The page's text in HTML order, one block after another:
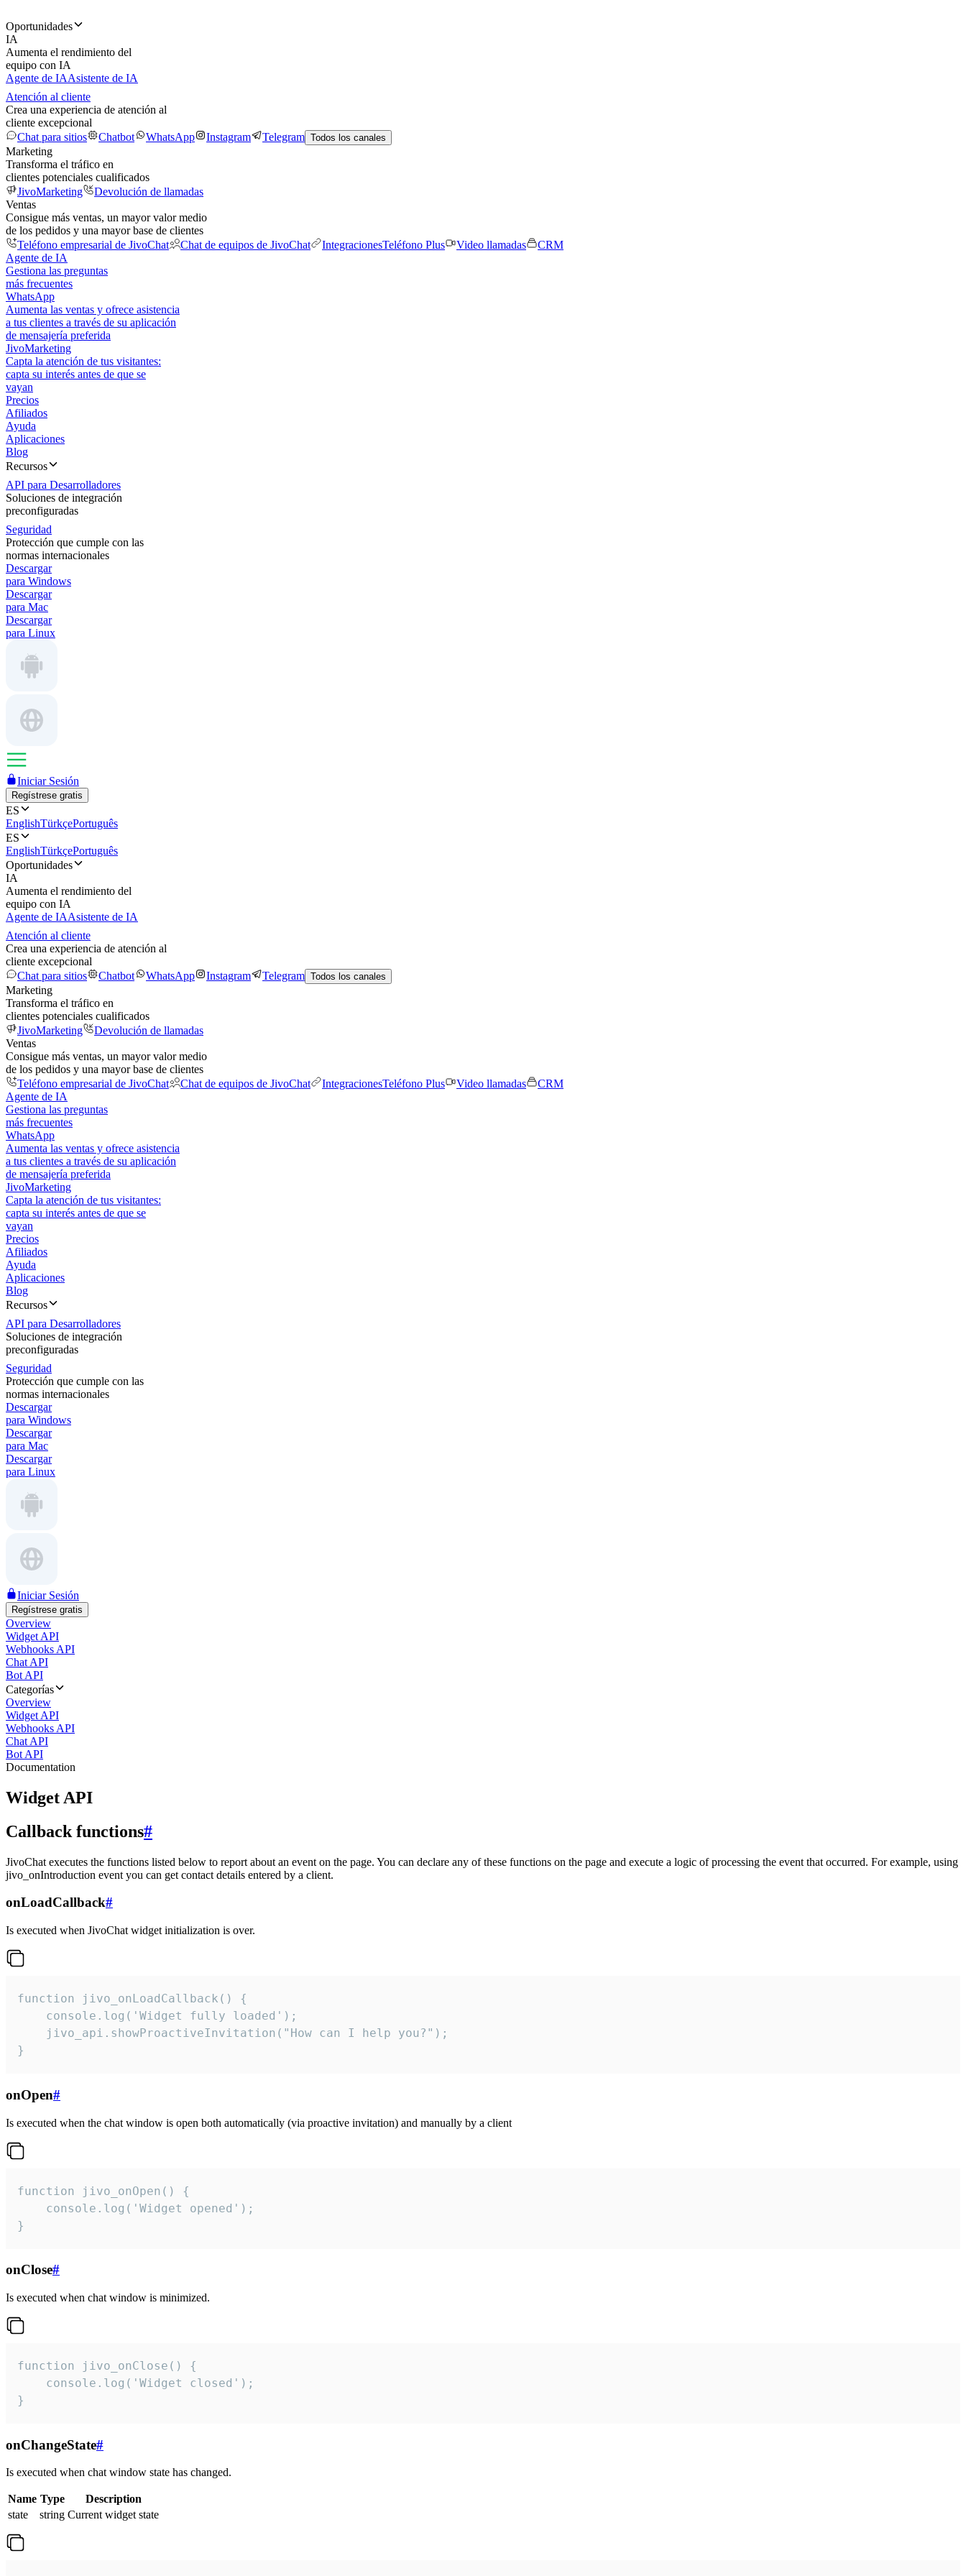
Oportunidades
IA
Aumenta el rendimiento del
equipo con IA
Agente de IAAsistente de IA
Atención al cliente
Crea una experiencia de atención al
cliente excepcional
Chat para sitios
Chatbot WhatsApp Instagram Telegram Todos los canales
Marketing
Transforma el tráfico en
clientes potenciales cualificados
JivoMarketing
Devolución de llamadas
Ventas
Consigue más ventas, un mayor valor medio
de los pedidos y una mayor base de clientes
Teléfono empresarial de JivoChat
Chat de equipos de JivoChat IntegracionesTeléfono Plus Video llamadas
CRM
Agente de IA
Gestiona las preguntas
más frecuentes
WhatsApp
Aumenta las ventas y ofrece asistencia
a tus clientes a través de su aplicación
de mensajería preferida
JivoMarketing
Capta la atención de tus visitantes:
capta su interés antes de que se
vayan
Precios
Afiliados
Ayuda
Aplicaciones
Blog
Recursos
API para Desarrolladores
Soluciones de integración
preconfiguradas
Seguridad
Protección que cumple con las
normas internacionales
Descargar
para Windows
Descargar
para Mac
Descargar
para Linux
Iniciar Sesión
Regístrese gratis
ES
EnglishTürkçePortuguês
ES
EnglishTürkçePortuguês
Oportunidades
IA
Aumenta el rendimiento del
equipo con IA
Agente de IAAsistente de IA
Atención al cliente
Crea una experiencia de atención al
cliente excepcional
Chat para sitios
Chatbot WhatsApp Instagram Telegram Todos los canales
Marketing
Transforma el tráfico en
clientes potenciales cualificados
JivoMarketing
Devolución de llamadas
Ventas
Consigue más ventas, un mayor valor medio
de los pedidos y una mayor base de clientes
Teléfono empresarial de JivoChat
Chat de equipos de JivoChat IntegracionesTeléfono Plus Video llamadas
CRM
Agente de IA
Gestiona las preguntas
más frecuentes
WhatsApp
Aumenta las ventas y ofrece asistencia
a tus clientes a través de su aplicación
de mensajería preferida
JivoMarketing
Capta la atención de tus visitantes:
capta su interés antes de que se
vayan
Precios
Afiliados
Ayuda
Aplicaciones
Blog
Recursos
API para Desarrolladores
Soluciones de integración
preconfiguradas
Seguridad
Protección que cumple con las
normas internacionales
Descargar
para Windows
Descargar
para Mac
Descargar
para Linux
Iniciar Sesión
Regístrese gratis
Overview
Widget API
Webhooks API
Chat API
Bot API
Categorías
Overview
Widget API
Webhooks API
Chat API
Bot API
Documentation
Widget API
Callback functions#
JivoChat executes the functions listed below to report about an event on the page. You can declare any of these functions on the page and execute a logic of processing the event that occurred. For example, using
jivo_onIntroduction event you can get contact details entered by a client.
onLoadCallback#
Is executed when JivoChat widget initialization is over.
function jivo_onLoadCallback() {
    console.log('Widget fully loaded');
    jivo_api.showProactiveInvitation("How can I help you?");
}
onOpen#
Is executed when the chat window is open both automatically (via proactive invitation) and manually by a client
function jivo_onOpen() {
    console.log('Widget opened');
}
onClose#
Is executed when chat window is minimized.
function jivo_onClose() {
    console.log('Widget closed');
}
onChangeState#
Is executed when chat window state has changed.
Name Type
Description
state
string Current widget state